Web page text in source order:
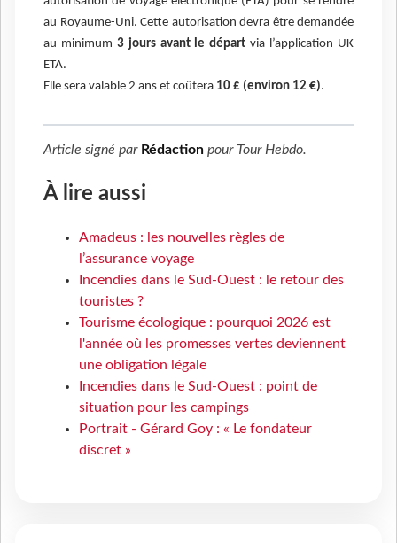
au Royaume-Uni. Cette autorisation devra être demandée
au minimum 3 jours avant le départ via l’application UK
ETA.
Elle sera valable 2 ans et coûtera 10 £ (environ 12 €).
Article signé par Rédaction pour Tour Hebdo.
À lire aussi
Amadeus : les nouvelles règles de
l’assurance voyage
Incendies dans le Sud-Ouest : le retour des
touristes ?
Tourisme écologique : pourquoi 2026 est
l'année où les promesses vertes deviennent
une obligation légale
Incendies dans le Sud-Ouest : point de
situation pour les campings
Portrait - Gérard Goy : « Le fondateur
discret »